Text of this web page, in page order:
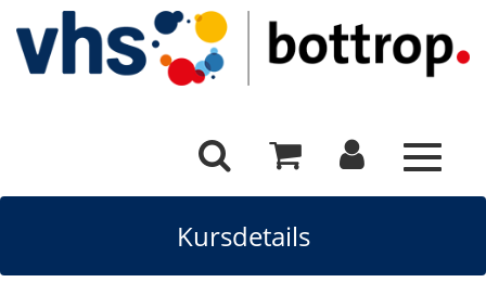
Toggle
Kursdetails